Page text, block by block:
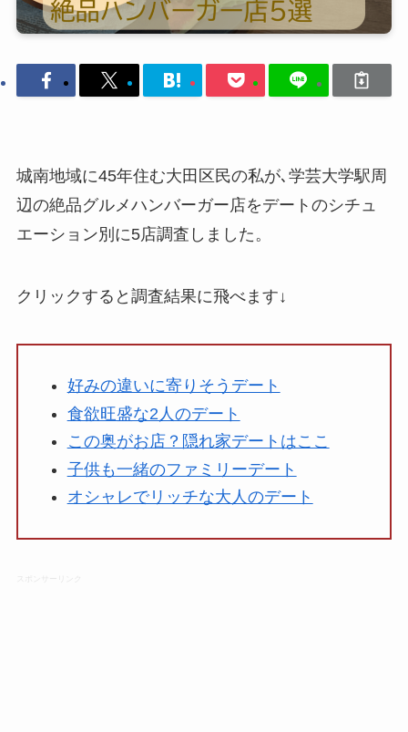
城南地域に45年住む大田区民の私が､学芸大学駅周
辺の絶品グルメハンバーガー店をデートのシチュ
エーション別に5店調査しました。
クリックすると調査結果に飛べます↓
好みの違いに寄りそうデート
食欲旺盛な2人のデート
この奥がお店？隠れ家デートはここ
子供も一緒のファミリーデート
オシャレでリッチな大人のデート